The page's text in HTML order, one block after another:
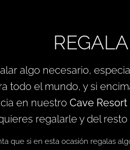
algo necesario,
todo el mundo, y si
en nuestro Cave
regalarle y del
que si en esta ocasión regalas